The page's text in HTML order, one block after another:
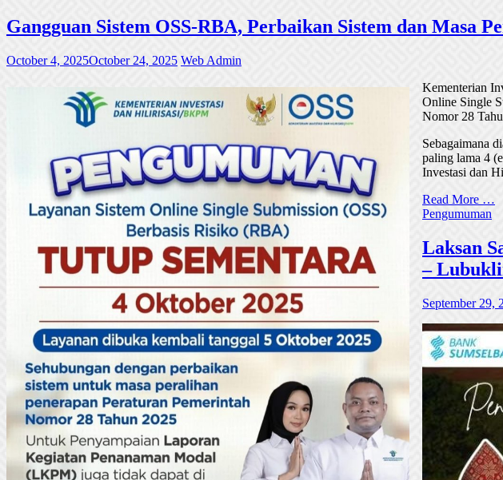
Gangguan Sistem OSS-RBA, Perbaikan Sistem dan Masa
October 4, 2025October 24, 2025 Web Admin
Kementerian
Online Single
Nomor 28
Sebagaimana
paling lama 4
Investasi dan
Read More …
Pengumuman
Laksan
–
September 29,